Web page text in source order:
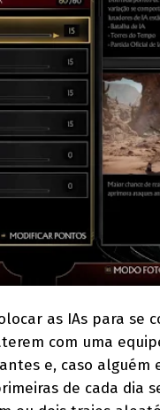
as IAs para se
com uma
e, caso
de cada dia